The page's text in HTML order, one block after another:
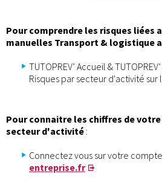
Pour comprendre les risques liées
manuelles Transport & logistique
TUTOPREV’ Accueil &
Risques par secteur d'activité sur
Pour connaitre les chiffres de
secteur d'activité :
Connectez vous sur votre compte
entreprise.fr